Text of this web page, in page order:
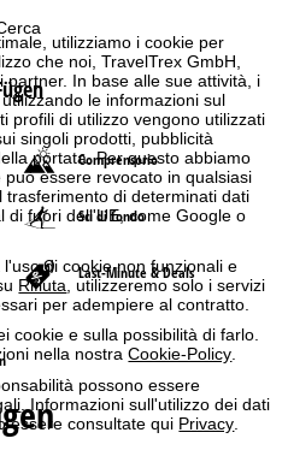
utilizziamo i cookie per
che noi, TravelTrex GmbH,
In base alle sue attività, i
le informazioni sul
profili di utilizzo vengono utilizzati
singoli prodotti, pubblicità
portata. Per questo abbiamo
essere revocato in qualsiasi
di determinati dati
di fuori dell'UE, come Google o
l'uso di cookie non funzionali e
Rifiuta, utilizzeremo solo i servizi
per adempiere al contratto.
cookie e sulla possibilità di farlo.
nella nostraCookie-Policy
possono essere
. Informazioni sull'utilizzo dei dati
essere consultate qui Privacy
Comprensorio
Sci di fondo
Last-Minute & Deals